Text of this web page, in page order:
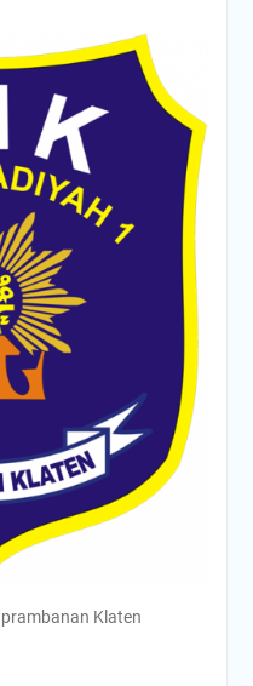
Klaten